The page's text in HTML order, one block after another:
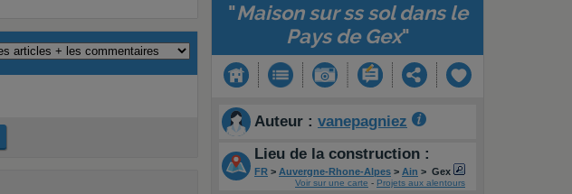
"Maison sur ss sol dans le
Pays de Gex"
Auteur : vanepagniez
Lieu de la construction :
FR > Auvergne-Rhone-Alpes > Ain > Gex
Voir sur une carte - Projets aux alentours